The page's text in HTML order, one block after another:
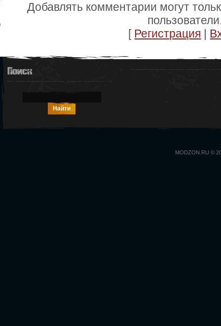
Добавлять комментарии могут
[ Регистрация
Поиск
MODZON.RU ©